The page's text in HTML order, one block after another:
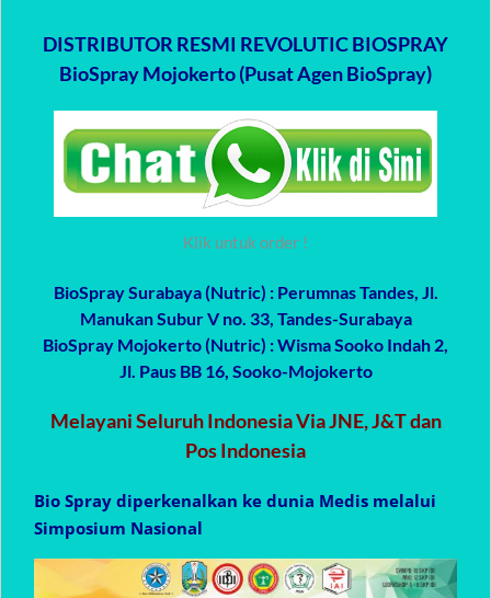
DISTRIBUTOR RESMI REVOLUTIC BIOSPRAY
BioSpray Mojokerto (Pusat Agen BioSpray)
Klik untuk order !
BioSpray Surabaya (Nutric) : Perumnas Tandes, Jl.
Manukan Subur V no. 33, Tandes-Surabaya
BioSpray Mojokerto (Nutric) : Wisma Sooko Indah 2,
Jl. Paus BB 16, Sooko-Mojokerto
Melayani Seluruh Indonesia Via JNE, J&T dan
Pos Indonesia
Bio Spray diperkenalkan ke dunia Medis melalui
Simposium Nasional